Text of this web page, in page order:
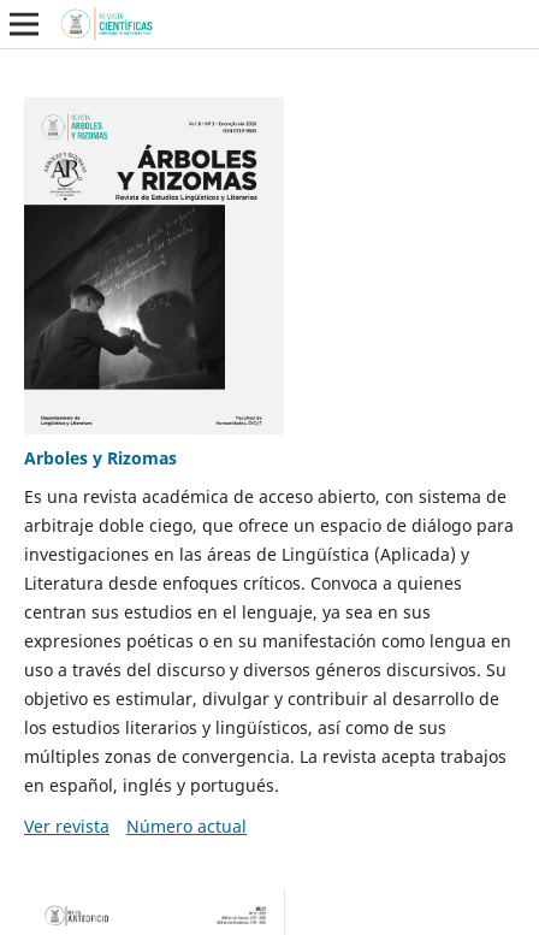
Arboles y Rizomas
Es una revista académica de acceso abierto, con sistema de
arbitraje doble ciego, que ofrece un espacio de diálogo para
investigaciones en las áreas de Lingüística (Aplicada) y
Literatura desde enfoques críticos. Convoca a quienes
centran sus estudios en el lenguaje, ya sea en sus
expresiones poéticas o en su manifestación como lengua en
uso a través del discurso y diversos géneros discursivos. Su
objetivo es estimular, divulgar y contribuir al desarrollo de
los estudios literarios y lingüísticos, así como de sus
múltiples zonas de convergencia. La revista acepta trabajos
en español, inglés y portugués.
Ver revista
Número actual